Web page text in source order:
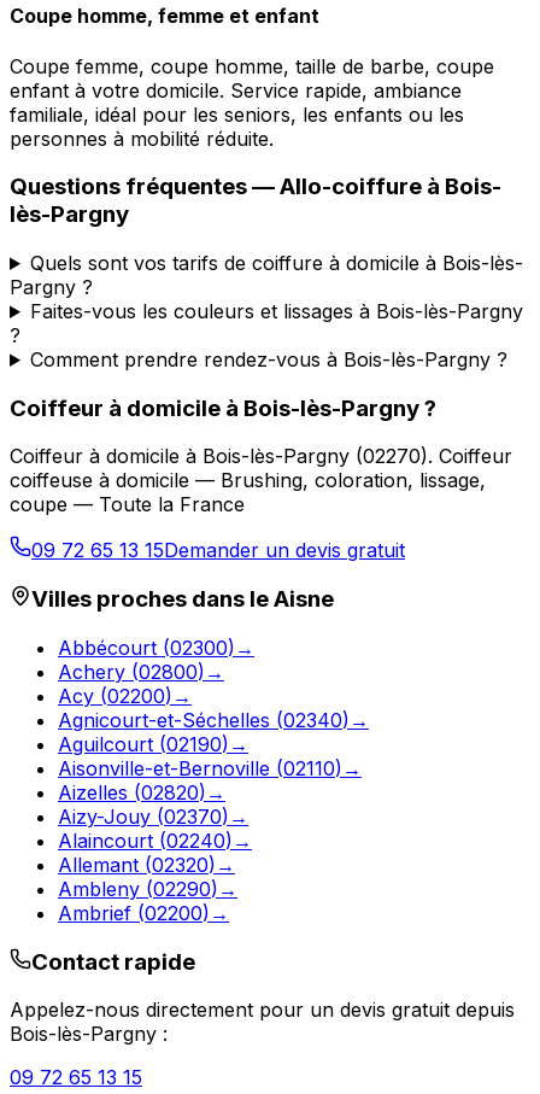
Coupe homme, femme et enfant
Coupe femme, coupe homme, taille de barbe, coupe
enfant à votre domicile. Service rapide, ambiance
familiale, idéal pour les seniors, les enfants ou les
personnes à mobilité réduite.
Questions fréquentes —Allo-coiffure à Bois-
lès-Pargny
Quels sont vos tarifs de coiffure à domicile à Bois-lès-
Pargny ?
Faites-vous les couleurs et lissages à Bois-lès-Pargny
?
Comment prendre rendez-vous à Bois-lès-Pargny ?
Coiffeur à domicile à Bois-lès-Pargny?
Coiffeur à domicile à Bois-lès-Pargny (02270). Coiffeur
coiffeuse à domicile — Brushing, coloration, lissage,
coupe — Toute la France
09 72 65 13 15Demander un devis gratuit
Villes proches dans leAisne
Abbécourt (02300) →
Achery (02800) →
Acy (02200) →
Agnicourt-et-Séchelles (02340) →
Aguilcourt (02190) →
Aisonville-et-Bernoville (02110) →
Aizelles (02820) →
Aizy-Jouy (02370) →
Alaincourt (02240) →
Allemant (02320) →
Ambleny (02290) →
Ambrief (02200) →
Contact rapide
Appelez-nous directement pour un devis gratuit depuis
Bois-lès-Pargny :
09 72 65 13 15